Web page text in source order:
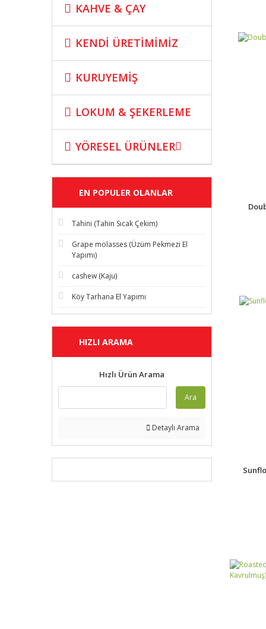
KAHVE & ÇAY
KENDİ ÜRETİMİMİZ
KURUYEMİŞ
LOKUM & ŞEKERLEME
YÖRESEL ÜRÜNLER
EN POPULER OLANLAR
Tahini (Tahin Sıcak Çekim)
Grape molasses (Üzüm Pekmezi El
Yapımı)
cashew (Kaju)
Köy Tarhana El Yapımı
HIZLI ARAMA
Hızlı Ürün Arama
Ara
Detaylı Arama